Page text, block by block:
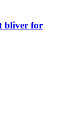
bliver for